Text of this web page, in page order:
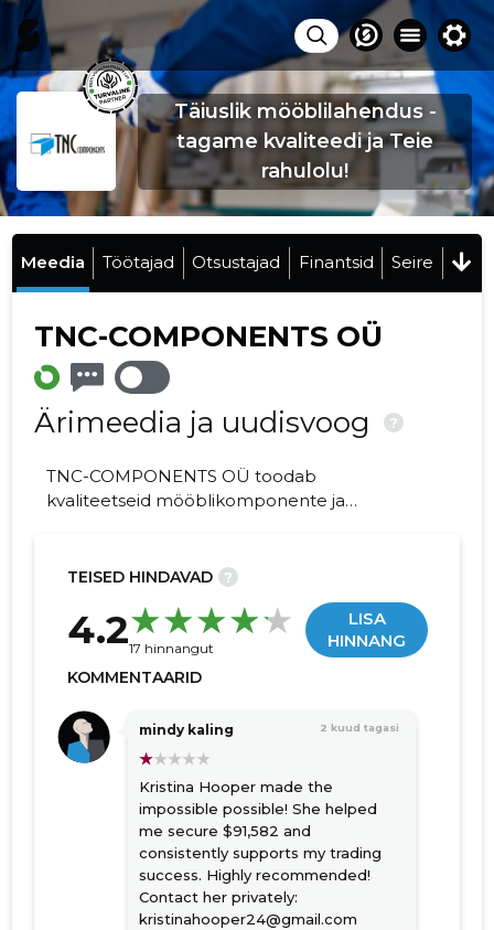
Täiuslik mööblilahendus -
tagame kvaliteedi ja Teie
rahulolu!
Meedia Töötajad Otsustajad Finantsid Seire
TNC-COMPONENTS OÜ
Ärimeedia ja uudisvoog ?
TNC-COMPONENTS OÜ toodab
kvaliteetseid mööblikomponente ja
kliendipõhist lähenemist.
TEISED HINDAVAD ?
4.217 hinnangut
LISA
HINNANG
KOMMENTAARID
mindy kaling 2 kuud tagasi
Kristina Hooper made the
impossible possible! She helped
me secure $91,582 and
consistently supports my trading
success. Highly recommended!
Contact her privately:
kristinahooper24@gmail.com